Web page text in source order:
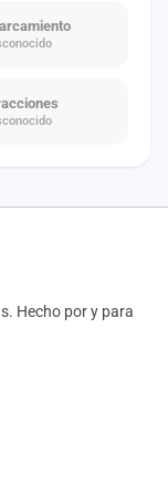
Hecho por y para